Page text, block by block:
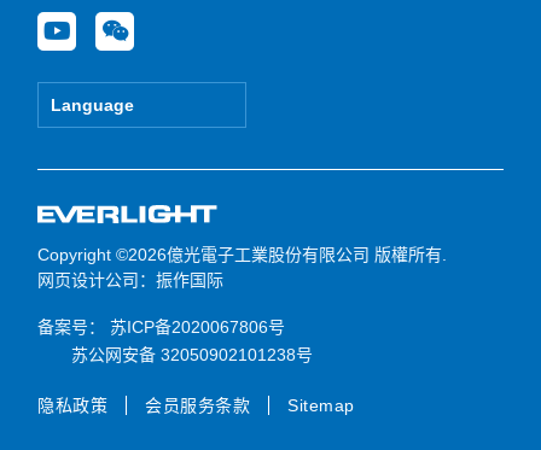
Y
o
u
e
W
e
i
Language
Copyright ©2026億光電子工業股份有限公司 版權所有.
网页设计公司 ：振作国际
备案号：
苏ICP备2020067806号
苏公网安备 32050902101238号
隐私政策 会员服务条款 Sitemap